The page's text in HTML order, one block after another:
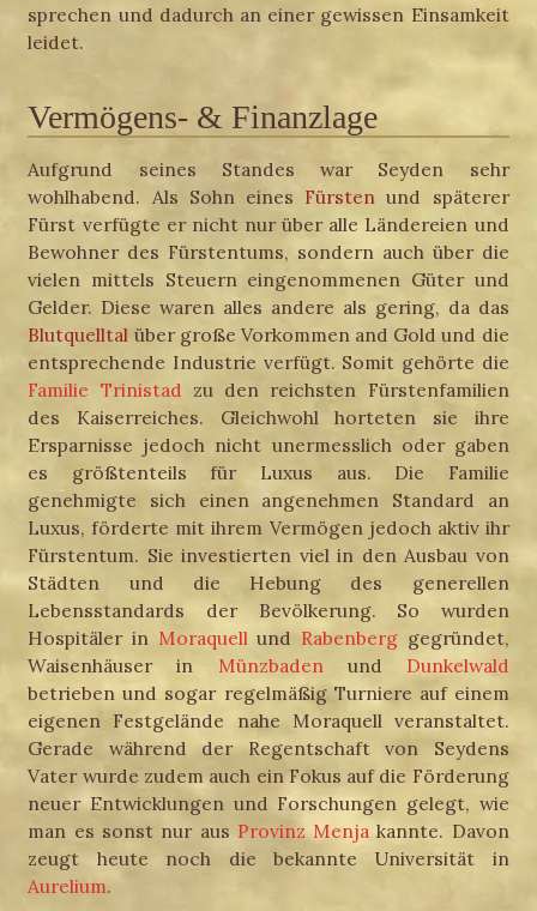
sprechen und dadurch an einer gewissen Einsamkeit
leidet.
Vermögens- & Finanzlage
Aufgrund seines Standes war Seyden sehr
wohlhabend. Als Sohn eines Fürsten und späterer
Fürst verfügte er nicht nur über alle Ländereien und
Bewohner des Fürstentums, sondern auch über die
vielen mittels Steuern eingenommenen Güter und
Gelder. Diese waren alles andere als gering, da das
Blutquelltal über große Vorkommen and Gold und die
entsprechende Industrie verfügt. Somit gehörte die
Familie Trinistad zu den reichsten Fürstenfamilien
des Kaiserreiches. Gleichwohl horteten sie ihre
Ersparnisse jedoch nicht unermesslich oder gaben
es größtenteils für Luxus aus. Die Familie
genehmigte sich einen angenehmen Standard an
Luxus, förderte mit ihrem Vermögen jedoch aktiv ihr
Fürstentum. Sie investierten viel in den Ausbau von
Städten und die Hebung des generellen
Lebensstandards der Bevölkerung. So wurden
Hospitäler in Moraquellund Rabenberg gegründet,
Waisenhäuser in Münzbadenund Dunkelwald
betrieben und sogar regelmäßig Turniere auf einem
eigenen Festgelände nahe Moraquell veranstaltet.
Gerade während der Regentschaft von Seydens
Vater wurde zudem auch ein Fokus auf die Förderung
neuer Entwicklungen und Forschungen gelegt, wie
man es sonst nur aus Provinz Menja kannte. Davon
zeugt heute noch die bekannte Universität in
Aurelium.